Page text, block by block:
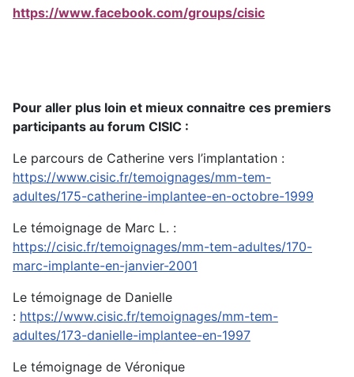
https://www.facebook.com/groups/cisic
Pour aller plus loin et mieux connaitre ces premiers
participants au forum CISIC :
Le parcours de Catherine vers l’implantation :
https://www.cisic.fr/temoignages/mm-tem-
adultes/175-catherine-implantee-en-octobre-1999
Le témoignage de Marc L. :
https://cisic.fr/temoignages/mm-tem-adultes/170-
marc-implante-en-janvier-2001
Le témoignage de Danielle
: https://www.cisic.fr/temoignages/mm-tem-
adultes/173-danielle-implantee-en-1997
Le témoignage de Véronique